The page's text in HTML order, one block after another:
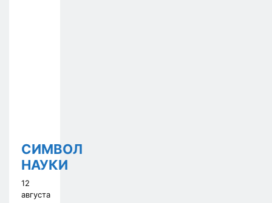
СИМВОЛ
НАУКИ
12
августа